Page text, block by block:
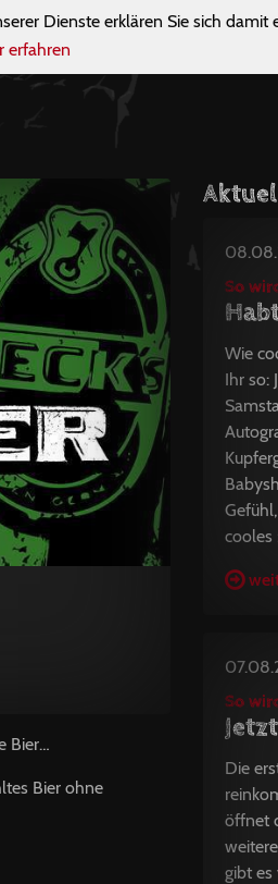
Dienste erklären Sie sich damit
erfahren
Bier…
Bier ohne
So
Wie
Ihr so:
cooles
So
Die
öffnet
gibt es